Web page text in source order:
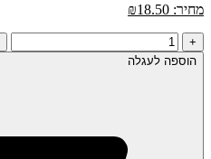
מחיר:
₪18.50
+
כמות
של
הוספה לעגלה